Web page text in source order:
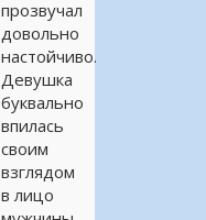
прозвучал
довольно
настойчиво.
Девушка
буквально
впилась
своим
взглядом
в лицо